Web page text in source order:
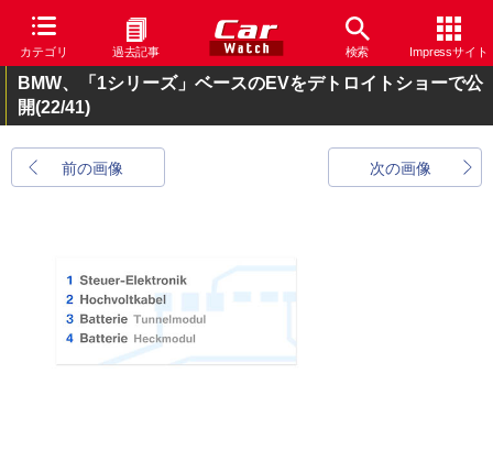
カテゴリ 過去記事 検索 Impressサイト
BMW、「1シリーズ」ベースのEVをデトロイトショーで公
開(22/41)
前の画像 次の画像